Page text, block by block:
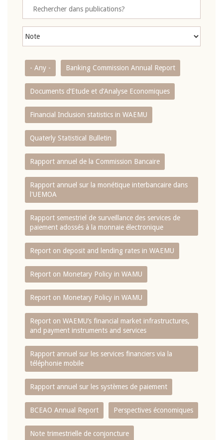
- Any - Banking Commission Annual Report
Documents d’Etude et d’Analyse Economiques
Financial Inclusion statistics in WAEMU
Quaterly Statistical Bulletin
Rapport annuel de la Commission Bancaire
Rapport annuel sur la monétique interbancaire dans
l'UEMOA
Rapport semestriel de surveillance des services de
paiement adossés à la monnaie électronique
Report on deposit and lending rates in WAEMU
Report on Monetary Policy in WAMU
Report on Monetary Policy in WAMU
Report on WAEMU’s financial market infrastructures,
and payment instruments and services
Rapport annuel sur les services financiers via la
téléphonie mobile
Rapport annuel sur les systèmes de paiement
BCEAO Annual Report Perspectives économiques
Note trimestrielle de conjoncture